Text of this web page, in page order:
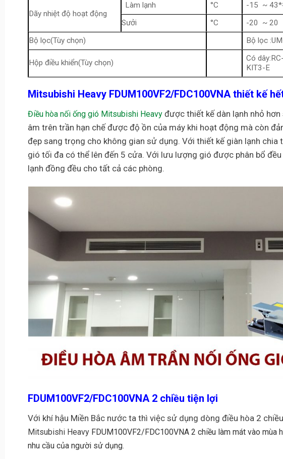
Dãy nhiệt độ hoạt động
Làm lạnh °C
-15 ~
Sưởi
°C
-20 ~ 20
Bộ lọc(Tùy chọn)
Bộ lọc
Hộp điều khiển(Tùy chọn)
Có
KIT3-E
Mitsubishi Heavy FDUM100VF2/FDC100VNAthiết kế
Điều hòa nối ống gió Mitsubishi Heavy được thiết kế dàn lạnh nhỏ
âm trên trần hạn chế được độ ồn của máy khi hoạt động mà còn
đẹp sang trọng cho không gian sử dụng. Với thiết kế giàn lạnh chia
gió tối đa có thể lên đến 5 cửa. Với lưu lượng gió được phân bổ
lạnh đồng đều cho tất cả các phòng.
FDUM100VF2/FDC100VNA 2 chiều tiện lợi
Với khí hậu Miền Bắc nước ta thì việc sử dụng dòng điều hòa 2
Mitsubishi Heavy FDUM100VF2/FDC100VNA2 chiều làm mát vào mùa
nhu cầu của người sử dụng.